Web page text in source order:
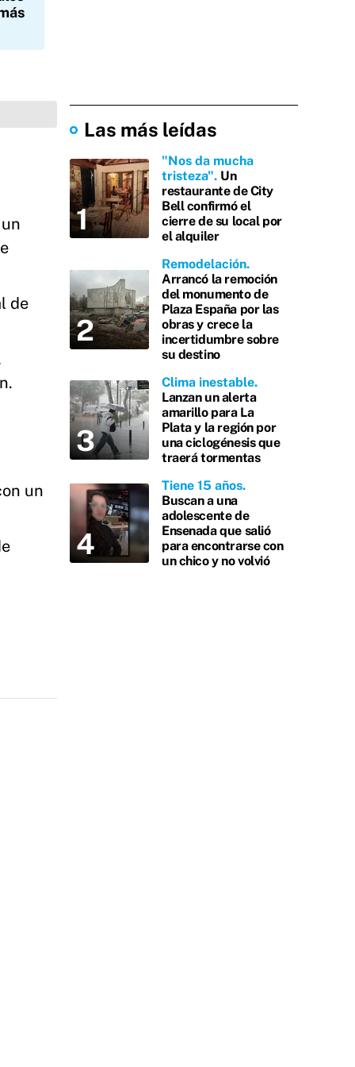
de
un
Las más leídas
"Nos da mucha
tristeza" Un
restaurante de City
Bell confirmó el
cierre de su local por
el alquiler
Remodelación
Arrancó la remoción
del monumento de
Plaza España por las
obras y crece la
incertidumbre sobre
su destino
Clima inestable
Lanzan un alerta
amarillo para La
Plata y la región por
una ciclogénesis que
traerá tormentas
Tiene 15 años
Buscan a una
adolescente de
Ensenada que salió
para encontrarse con
un chico y no volvió